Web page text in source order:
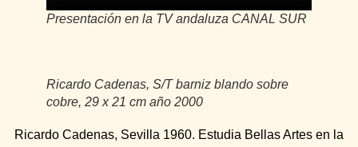
Presentación en la TV andaluza CANAL SUR
Ricardo Cadenas, S/T barniz blando sobre
cobre, 29 x 21 cm año 2000
Ricardo Cadenas, Sevilla 1960. Estudia Bellas Artes en la